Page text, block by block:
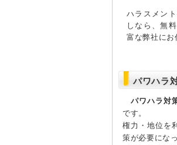
ハラスメン
しなら、無
富な弊社にお
パワハラ
パワハラ対
です。
権力・地位を
策が必要にな